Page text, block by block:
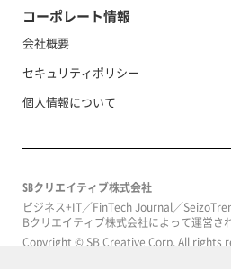
コーポレート情報
会社概要
セキュリティポリシー
個人情報について
SBクリエイティブ株式会社
ビジネス+IT／FinTech Journal／
Bクリエイティブ株式会社によって運営さ
Copyright © SB Creative Corp. All rights